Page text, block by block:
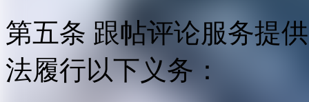
第五条 跟帖评论服务提
法履行以下义务：